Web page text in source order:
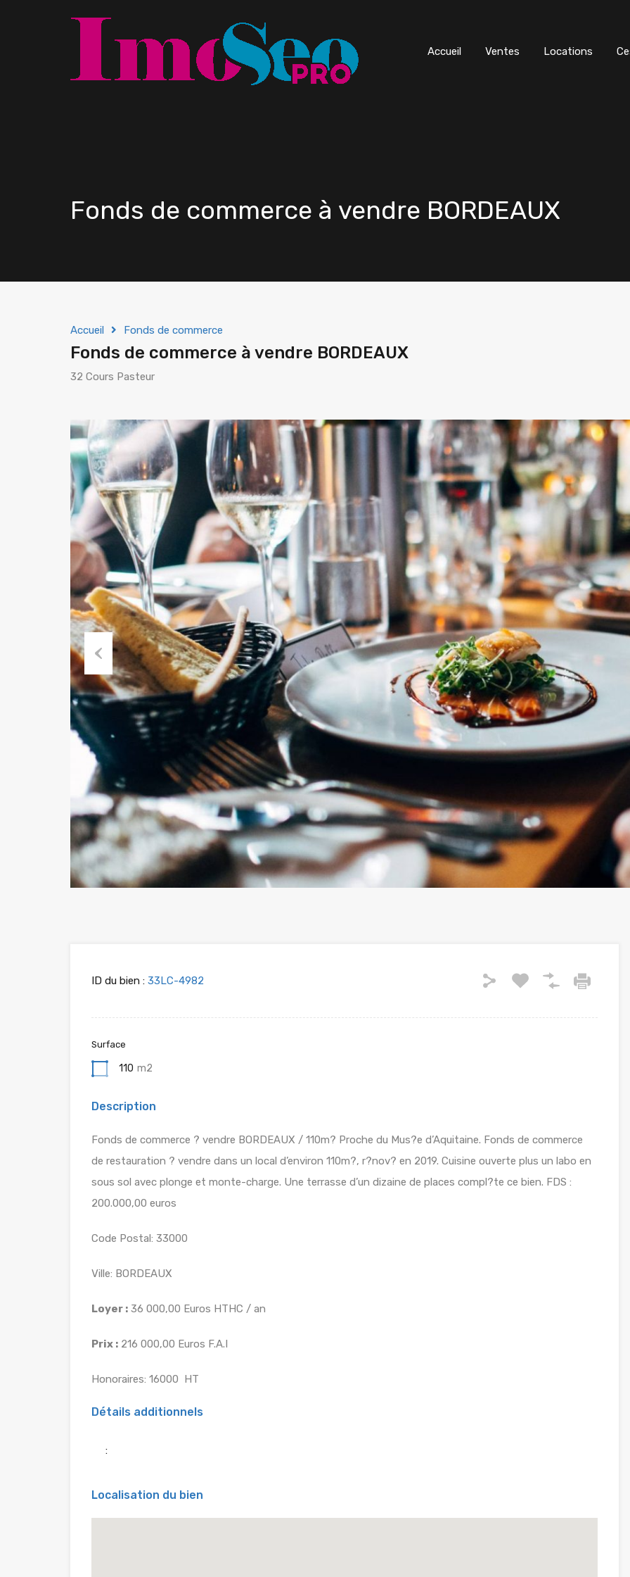
Accueil Ventes Locations
Fonds de commerce à vendre BORDEAUX
Accueil Fonds de commerce
Fonds de commerce à vendre BORDEAUX
32 Cours Pasteur
Previous
ID du bien : 33LC-4982
Surface
110 m2
Description
Fonds de commerce ? vendre BORDEAUX / 110m? Proche du Mus?e d’Aquitaine. Fonds de commerce
de restauration ? vendre dans un local d’environ 110m?, r?nov? en 2019. Cuisine ouverte plus un labo en
sous sol avec plonge et monte-charge. Une terrasse d’un dizaine de places compl?te ce bien. FDS :
200.000,00 euros
Code Postal: 33000
Ville: BORDEAUX
Loyer : 36 000,00 Euros HTHC / an
Prix : 216 000,00 Euros F.A.I
Honoraires: 16000  HT
Détails additionnels
:
Localisation du bien